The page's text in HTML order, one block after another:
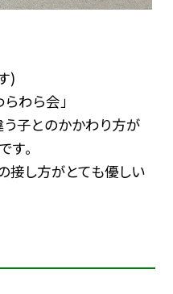
)
わら会」
子とのかかわり方が
す。
接し方がとても優しい